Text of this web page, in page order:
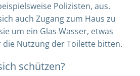
Polizisten, aus.
auch Zugang zum Haus zu
um ein Glas Wasser, etwas
Nutzung der Toilette bitten.
schützen?